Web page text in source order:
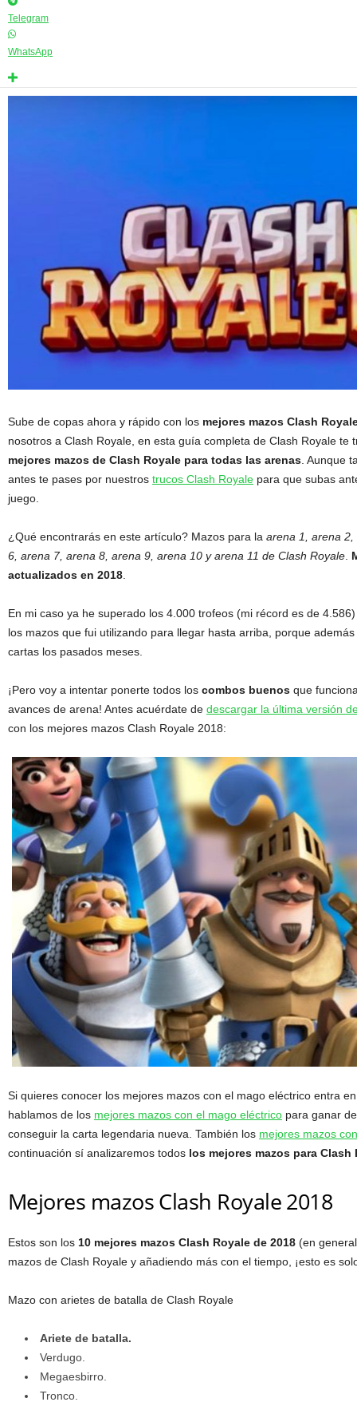
Telegram
WhatsApp
Sube de copas ahora y rápido con los mejores mazos Clash
nosotros a Clash Royale, en esta guía completa de Clash Royale te
mejores mazos de Clash Royale para todas las arenas. Aunque
antes te pases por nuestros trucos Clash Royale para que subas
juego.
¿Qué encontrarás en este artículo? Mazos para la arena 1, arena
6, arena 7, arena 8, arena 9, arena 10 y arena 11 de Clash Royale.
actualizados en 2018.
En mi caso ya he superado los 4.000 trofeos (mi récord es de
los mazos que fui utilizando para llegar hasta arriba, porque
cartas los pasados meses.
¡Pero voy a intentar ponerte todos los combos buenos que
avances de arena! Antes acuérdate de descargar la última versión
con los mejores mazos Clash Royale 2018:
Si quieres conocer los mejores mazos con el mago eléctrico entra
hablamos de los mejores mazos con el mago eléctrico para ganar
conseguir la carta legendaria nueva. También los mejores mazos
continuación sí analizaremos todos los mejores mazos para Clash
Mejores mazos Clash Royale 2018
Estos son los 10 mejores mazos Clash Royale de 2018 (en
mazos de Clash Royale y añadiendo más con el tiempo, ¡esto es
Mazo con arietes de batalla de Clash Royale
Ariete de batalla.
Verdugo.
Megaesbirro.
Tronco.